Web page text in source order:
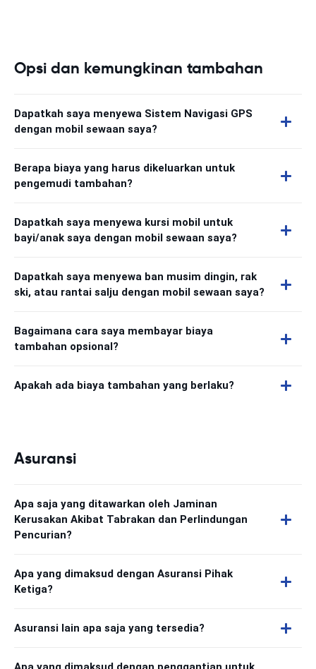
Opsi dan kemungkinan tambahan
Dapatkah saya menyewa Sistem Navigasi GPS
dengan mobil sewaan saya?
Berapa biaya yang harus dikeluarkan untuk
pengemudi tambahan?
Dapatkah saya menyewa kursi mobil untuk
bayi/anak saya dengan mobil sewaan saya?
Dapatkah saya menyewa ban musim dingin, rak
ski, atau rantai salju dengan mobil sewaan saya?
Bagaimana cara saya membayar biaya
tambahan opsional?
Apakah ada biaya tambahan yang berlaku?
Asuransi
Apa saja yang ditawarkan oleh Jaminan
Kerusakan Akibat Tabrakan dan Perlindungan
Pencurian?
Apa yang dimaksud dengan Asuransi Pihak
Ketiga?
Asuransi lain apa saja yang tersedia?